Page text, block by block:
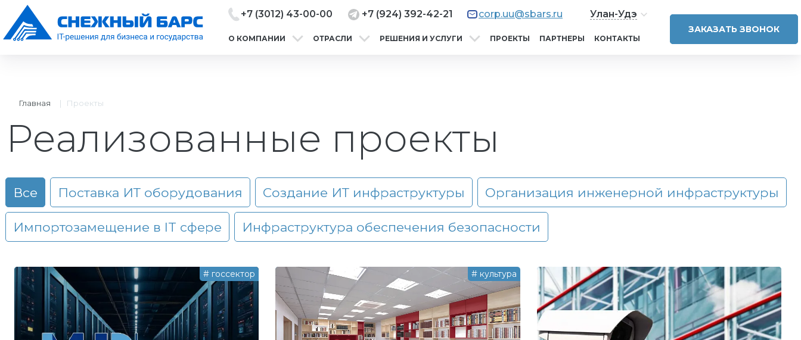
+7 (3012) 43-00-00 +7 (924) 392-42-21 corp.uu@sbars.ru Улан-Удэ
О КОМПАНИИ ОТРАСЛИ РЕШЕНИЯ И УСЛУГИ ПРОЕКТЫ ПАРТНЕРЫ КОНТАКТЫ
ЗАКАЗАТЬ ЗВОНОК
Главная | Проекты
Реализованные проекты
Все Поставка ИТ оборудования Создание ИТ инфраструктуры Организация инженерной инфраструктуры
Импортозамещение в IT сфере Инфраструктура обеспечения безопасности
# госсектор # культура